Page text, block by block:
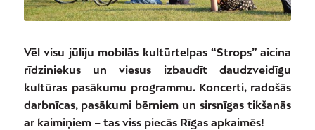
Vēl visu jūliju mobilās kultūrtelpas “Strops” aicina
rīdziniekus un viesus izbaudīt daudzveidīgu
kultūras pasākumu programmu. Koncerti, radošās
darbnīcas, pasākumi bērniem un sirsnīgas tikšanās
ar kaimiņiem – tas viss piecās Rīgas apkaimēs!